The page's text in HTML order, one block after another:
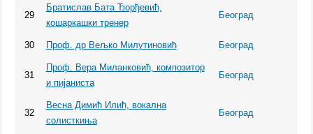
29
Братислав Бата Ђорђевић,
кошаркашки тренер
Београд
30 Проф. др Вељко Милутиновић Београд
31
Проф. Вера Миланковић, композитор
и пијаниста
Београд
32
Весна Димић Илић, вокална
солисткиња
Београд